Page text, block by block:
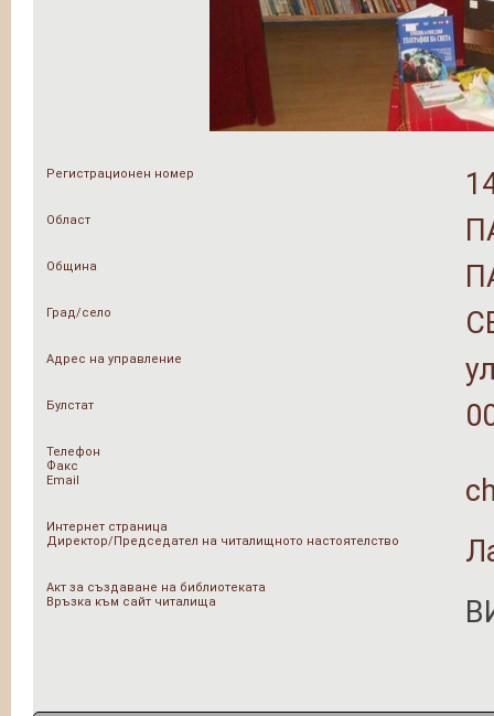
Регистрационен номер
Област
Община
Град/село
Адрес на управление
Булстат
Телефон
Факс
Email
Интернет страница
Директор/Председател на читалищното настоятелство
Акт за създаване на библиотеката
Връзка към сайт читалища